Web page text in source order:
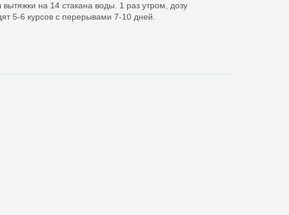
на 14 стакана воды. 1 раз утром, дозу
5-6 курсов с перерывами 7-10 дней.